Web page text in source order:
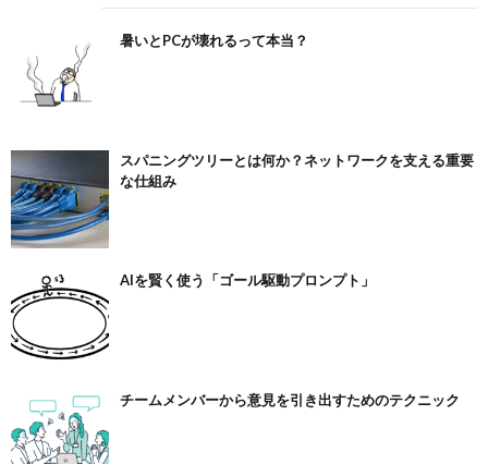
暑いとPCが壊れるって本当？
スパニングツリーとは何か？ネットワークを支える重要
な仕組み
AIを賢く使う「ゴール駆動プロンプト」
チームメンバーから意見を引き出すためのテクニック